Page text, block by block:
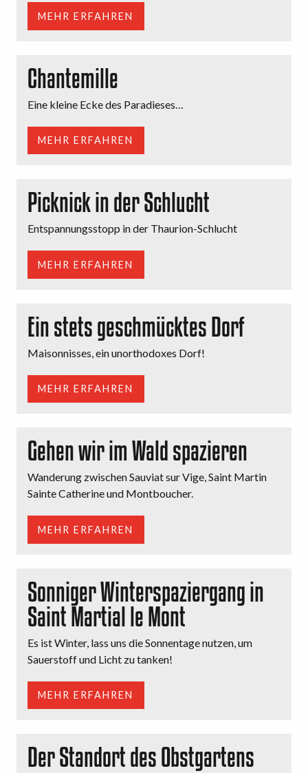
MEHR ERFAHREN
Chantemille
Eine kleine Ecke des Paradieses…
MEHR ERFAHREN
Picknick in der Schlucht
Entspannungsstopp in der Thaurion-Schlucht
MEHR ERFAHREN
Ein stets geschmücktes Dorf
Maisonnisses, ein unorthodoxes Dorf!
MEHR ERFAHREN
Gehen wir im Wald spazieren
Wanderung zwischen Sauviat sur Vige, Saint Martin
Sainte Catherine und Montboucher.
MEHR ERFAHREN
Sonniger Winterspaziergang in
Saint Martial le Mont
Es ist Winter, lass uns die Sonnentage nutzen, um
Sauerstoff und Licht zu tanken!
MEHR ERFAHREN
Der Standort des Obstgartens